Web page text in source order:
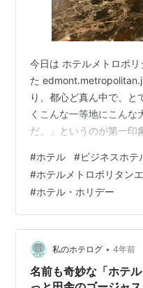
今日は ホテルメトロポ
た
り、都心ど真ん中で、と
くこんな一等地にこんな
だ。」というのが第一印
に行き方が書いてあるの
https://
切れずに、上の④の一本
左の方にホテルがあるの
ホテルのブラウンの建物
#ホテル #ビジネスホテ
#ホテルメトロポリタン
#ホテル・ホリデー
私のホテログ • 4年前
名前も奇妙な「ホテ